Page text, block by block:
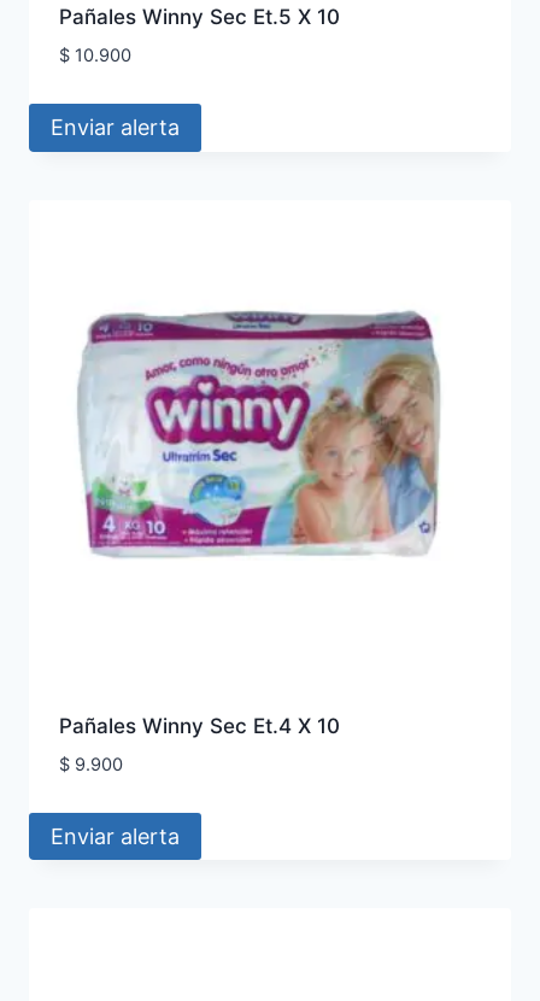
Pañales Winny Sec Et.5 X 10
$10.900
Enviar alerta
Pañales Winny Sec Et.4 X 10
$9.900
Enviar alerta